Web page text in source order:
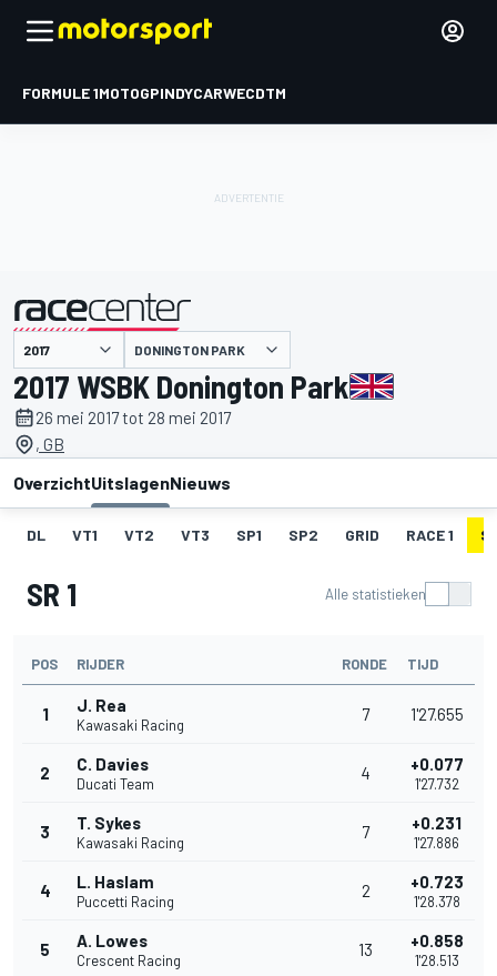
FORMULE 1MOTOGPINDYCARWECDTM
gepresenteerd door DONINGTON PARK
2017 WSBK Donington Park
26 mei 2017 tot 28 mei 2017
, GB
OverzichtUitslagenNieuws
DL VT1 VT2 VT3 SP1 SP2 GRID RACE 1
SR 1 Alle statistieken
POS RIJDER RONDE TIJD
1 J. Rea
Kawasaki Racing
7 1'27.655
2 C. Davies
Ducati Team
4 +0.077
1'27.732
3 T. Sykes
Kawasaki Racing
7 +0.231
1'27.886
4 L. Haslam
Puccetti Racing
2 +0.723
1'28.378
5 A. Lowes
Crescent Racing
13 +0.858
1'28.513